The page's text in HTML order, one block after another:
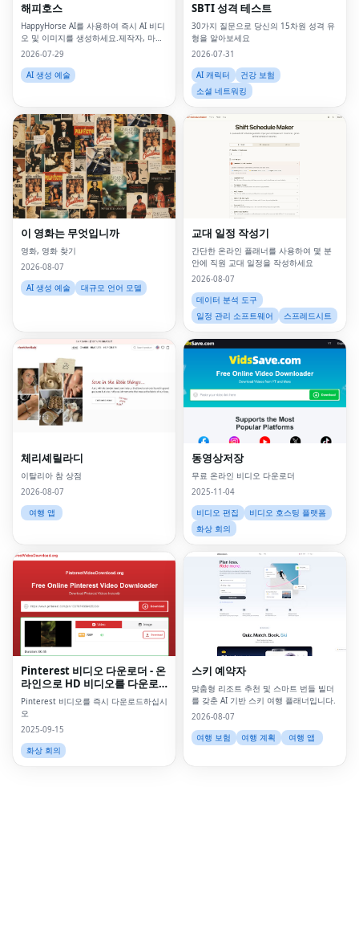
해피호스
HappyHorse AI를 사용하여 즉시 AI 비디
오 및 이미지를 생성하세요.제작자, 마케
팅 담당자, 기업을 위한 강력한 텍스트-비
2026-07-29
AI 생성 예술
SBTI 성격 테스트
30가지 질문으로 당신의 15차원 성격 유
형을 알아보세요
2026-07-31
AI 캐릭터
건강 보험
소셜 네트워킹
이 영화는 무엇입니까
영화, 영화 찾기
2026-08-07
AI 생성 예술
대규모 언어 모델
교대 일정 작성기
간단한 온라인 플래너를 사용하여 몇 분
안에 직원 교대 일정을 작성하세요
2026-08-07
데이터 분석 도구
일정 관리 소프트웨어
스프레드시트
체리셰릴라디
이탈리아 참 상점
2026-08-07
여행 앱
동영상저장
무료 온라인 비디오 다운로더
2025-11-04
비디오 편집
비디오 호스팅 플랫폼
화상 회의
Pinterest 비디오 다운로더 - 온
라인으로 HD 비디오를 다운로
드하십시오
Pinterest 비디오를 즉시 다운로드하십시
오
2025-09-15
화상 회의
스키 예약자
맞춤형 리조트 추천 및 스마트 번들 빌더
를 갖춘 AI 기반 스키 여행 플래너입니다.
2026-08-07
여행 보험
여행 계획 여행 앱